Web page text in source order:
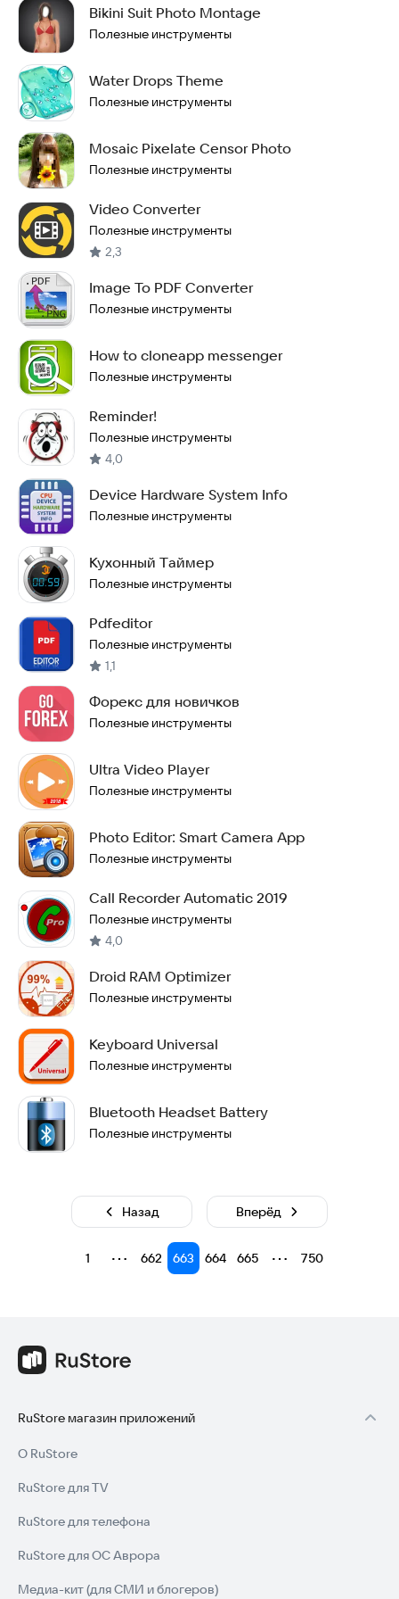
Bikini Suit Photo Montage
Полезные инструменты
Water Drops Theme
Полезные инструменты
Mosaic Pixelate Censor Photo
Полезные инструменты
Video Converter
Полезные инструменты
2,3
Image To PDF Converter
Полезные инструменты
How to cloneapp messenger
Полезные инструменты
Reminder!
Полезные инструменты
4,0
Device Hardware System Info
Полезные инструменты
Кухонный Tаймер
Полезные инструменты
Pdfeditor
Полезные инструменты
1,1
Форекс для новичков
Полезные инструменты
Ultra Video Player
Полезные инструменты
Photo Editor: Smart Camera App
Полезные инструменты
Call Recorder Automatic 2019
Полезные инструменты
4,0
Droid RAM Optimizer
Полезные инструменты
Keyboard Universal
Полезные инструменты
Bluetooth Headset Battery
Полезные инструменты
Назад
1 ⋯ 662 663 664 665 ⋯ 750
Вперёд
RuStore магазин приложений
О RuStore
RuStore для TV
RuStore для телефона
RuStore для ОС Аврора
Медиа-кит (для СМИ и блогеров)